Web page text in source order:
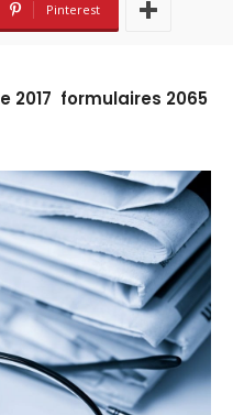
Pinterest
2017 formulaires 2065